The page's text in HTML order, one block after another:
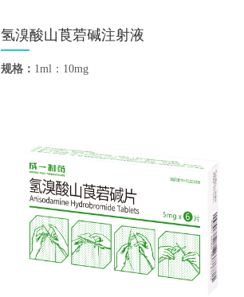
氢溴酸山莨菪碱注射液
规格： 1ml：10mg